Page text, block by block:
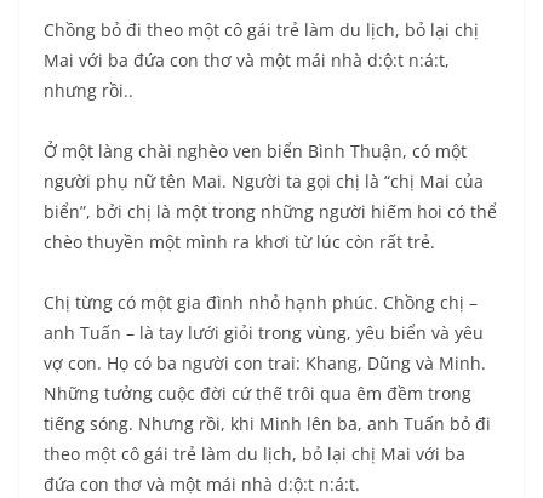
Chồng bỏ đi theo một cô gái trẻ làm du lịch, bỏ lại chị
Mai với ba đứa con thơ và một mái nhà d:ộ:t n:á:t,
nhưng rồi..
Ở một làng chài nghèo ven biển Bình Thuận, có một
người phụ nữ tên Mai. Người ta gọi chị là “chị Mai của
biển”, bởi chị là một trong những người hiếm hoi có thể
chèo thuyền một mình ra khơi từ lúc còn rất trẻ.
Chị từng có một gia đình nhỏ hạnh phúc. Chồng chị –
anh Tuấn – là tay lưới giỏi trong vùng, yêu biển và yêu
vợ con. Họ có ba người con trai: Khang, Dũng và Minh.
Những tưởng cuộc đời cứ thế trôi qua êm đềm trong
tiếng sóng. Nhưng rồi, khi Minh lên ba, anh Tuấn bỏ đi
theo một cô gái trẻ làm du lịch, bỏ lại chị Mai với ba
đứa con thơ và một mái nhà d:ộ:t n:á:t.